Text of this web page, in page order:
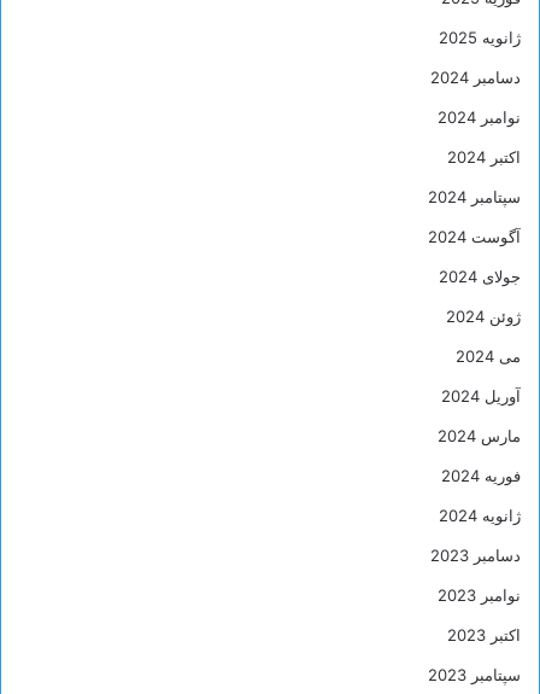
ژانویه 2025
دسامبر 2024
نوامبر 2024
اکتبر 2024
سپتامبر 2024
آگوست 2024
جولای 2024
ژوئن 2024
می 2024
آوریل 2024
مارس 2024
فوریه 2024
ژانویه 2024
دسامبر 2023
نوامبر 2023
اکتبر 2023
سپتامبر 2023